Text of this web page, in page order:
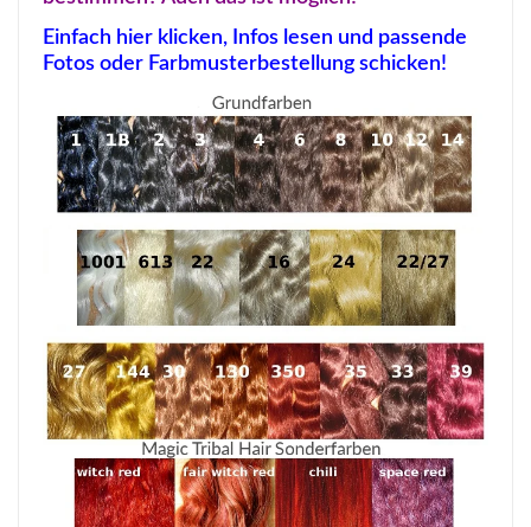
Einfach hier klicken, Infos lesen und passende
Fotos oder Farbmusterbestellung schicken!